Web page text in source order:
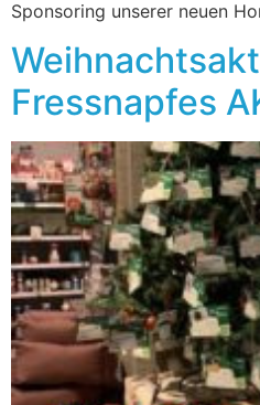
Sponsoring unserer neuen
Fressnapfes